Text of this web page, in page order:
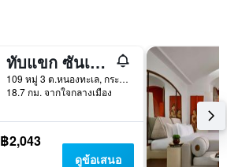
ทับแขก ซันเซ็ต บีช รีสอร์ท
109 หมู่ 3 ต.หนองทะเล, กระบี่, ประเทศไทย
18.7 กม. จากใจกลางเมือง
฿2,043
ดูข้อเสนอ